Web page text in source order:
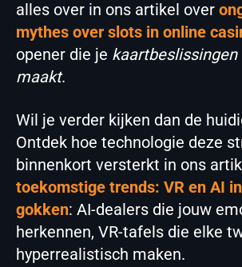
alles over in ons artikel over
mythes over slots in online
opener die je kaartbeslissingen
maakt.
Wil je verder kijken dan de
Ontdek hoe technologie deze
binnenkort versterkt in ons
toekomstige trends: VR en AI
gokken: AI-dealers die jouw
herkennen, VR-tafels die elke
hyperrealistisch maken.